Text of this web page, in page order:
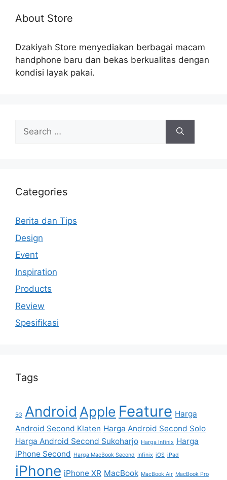
About Store
Dzakiyah Store menyediakan berbagai macam
handphone baru dan bekas berkualitas dengan
kondisi layak pakai.
Search
for:
Categories
Berita dan Tips
Design
Event
Inspiration
Products
Review
Spesifikasi
Tags
5G Android Apple Feature Harga
Android Second Klaten Harga Android Second Solo
Harga Android Second Sukoharjo Harga Infinix Harga
iPhone Second Harga MacBook Second Infinix iOS iPad
iPhone iPhone XR MacBook MacBook Air MacBook Pro